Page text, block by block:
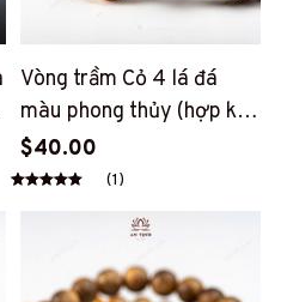
Vòng trầm Cỏ 4 lá đá
màu phong thủy (hợp kim
mạ vàng) (PT156)
$40.00
(1)